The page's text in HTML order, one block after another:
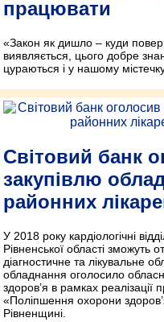
працювати
«Закон як дишло – куди
виявляється, цього добре
цураються і у нашому
Світовий банк
закупівлю
районних
У 2018 року кардіологічні
Рівненської області зможуть
діагностичне та лікувальне
обладнання оголосило
здоров’я в рамках реалізації
«Поліпшення охорони
Рівненщині.